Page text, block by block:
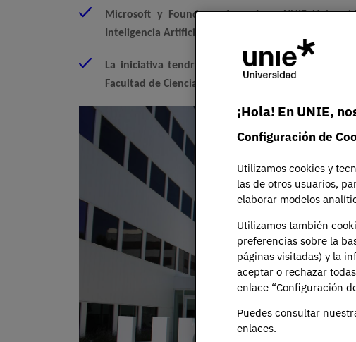
Microsoft y Founderz ofrecerán a UNIE
Inteligencia Artificial, accesible a través de su
La iniciativa tendrá un impacto transversal en
Facultad de Ciencias de la Educación
Imagen ¡Hola! En UNIE,
Configuración de
Utilizamos cookies y
las de otros usuarios,
elaborar modelos
Utilizamos también
preferencias sobre la
páginas visitadas) y la
aceptar o rechazar
enlace “Configuración
Puedes consultar
enlaces.